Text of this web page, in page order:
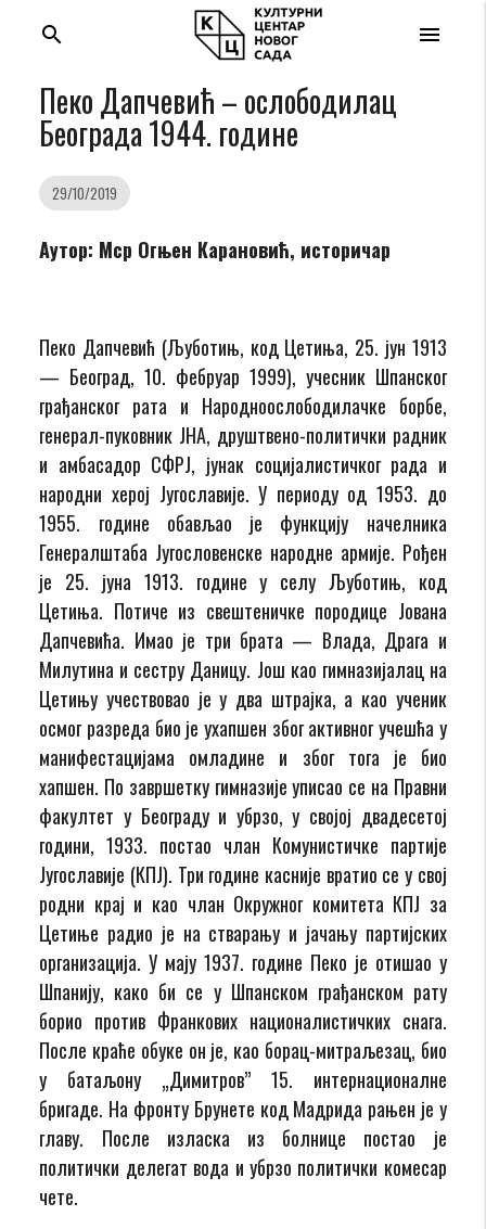
menu
search
Пеко Дапчевић – ослободилац
Београда 1944. године
29/10/2019
Аутор: Мср Огњен Карановић, историчар
Пеко Дапчевић (Љуботињ, код Цетиња, 25. јун 1913
— Београд, 10. фебруар 1999), учесник Шпанског
грађанског рата и Народноослободилачке борбе,
генерал-пуковник ЈНА, друштвено-политички радник
и амбасадор СФРЈ, јунак социјалистичког рада и
народни херој Југославије. У периоду од 1953. до
1955. године обављао је функцију начелника
Генералштаба Југословенске народне армије. Рођен
је 25. јуна 1913. године у селу Љуботињ, код
Цетиња. Потиче из свештеничке породице Јована
Дапчевића. Имао је три брата — Влада, Драга и
Милутина и сестру Даницу. Још као гимназијалац на
Цетињу учествовао је у два штрајка, а као ученик
осмог разреда био је ухапшен због активног учешћа у
манифестацијама омладине и због тога је био
хапшен. По завршетку гимназије уписао се на Правни
факултет у Београду и убрзо, у својој двадесетој
години, 1933. постао члан Комунистичке партије
Југославије (КПЈ). Три године касније вратио се у свој
родни крај и као члан Окружног комитета КПЈ за
Цетиње радио је на стварању и јачању партијских
организација. У мају 1937. године Пеко је отишао у
Шпанију, како би се у Шпанском грађанском рату
борио против Франкових националистичких снага.
После краће обуке он је, као борац-митраљезац, био
у батаљону „Димитров” 15. интернационалне
бригаде. На фронту Брунете код Мадрида рањен је у
главу. После изласка из болнице постао је
политички делегат вода и убрзо политички комесар
чете.